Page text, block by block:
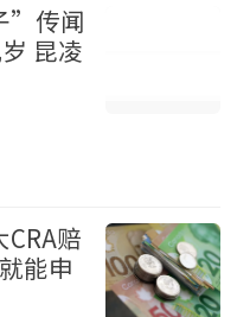
”传闻
昆凌
赔
能申